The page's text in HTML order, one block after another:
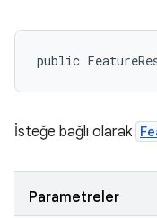
public
İsteğe bağlı olarak
Parametreler